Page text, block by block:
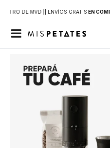
DE MVD | | ENVÍOS GRATIS EN
